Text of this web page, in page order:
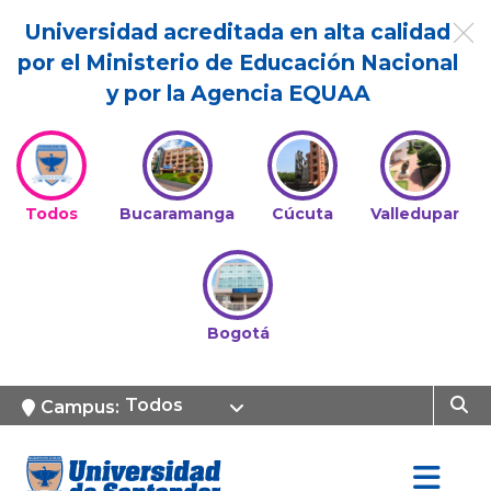
Universidad acreditada en alta calidad
por el Ministerio de Educación Nacional
y por la Agencia EQUAA
Todos Bucaramanga Cúcuta Valledupar
Bogotá
Campus: Todos